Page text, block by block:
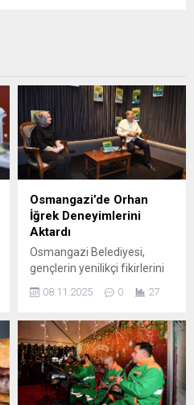
Osmangazi’de Orhan
İğrek Deneyimlerini
Aktardı
Osmangazi Belediyesi,
gençlerin yenilikçi fikirlerini
hayata geçirmelerine olanak
tanıyan projelere öncülük
Girişimcilik kültürünü
yaygınlaştırma hedefiyle
düzenlenen ‘Girişimci Kafası
Söyleşileri’ sayesinde
gençler, iş dünyasına daha
08.11.2025 0 27